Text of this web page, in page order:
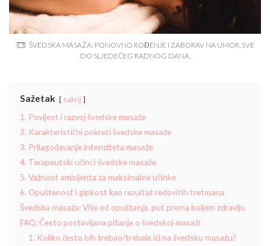
ŠVEDSKA MASAŽA: PONOVNO ROĐENJE I ZABORAV NA UMOR, SVE
DO SLJEDEĆEG RADNOG DANA.
Sažetak sakrij
1. Povijest i razvoj švedske masaže
2. Karakteristični pokreti švedske masaže
3. Prilagođavanje intenziteta masaže
4. Terapeutski učinci švedske masaže
5. Važnost ambijenta za maksimalne učinke
6. Opuštenost i gipkost kao rezultat redovitih tretmana
Švedska masaža: Više od opuštanja, put prema boljem zdravlju
FAQ: Često postavljana pitanja o švedskoj masaži
1. Koliko često bih trebao/trebala ići na švedsku masažu?